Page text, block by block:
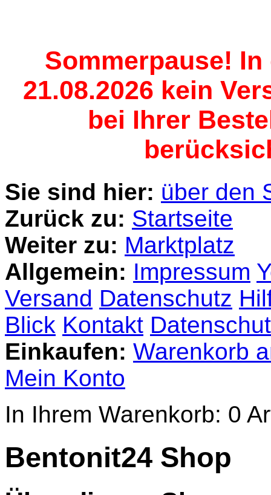
Sommerpause!
21.08.2026 kein
bei Ihrer
Sie sind hier: über den
Zurück zu: Startseite
Weiter zu: Marktplatz
Allgemein: Impressum
Versand Datenschutz
Blick Kontakt
Einkaufen: Warenkorb
Mein Konto
In Ihrem Warenkorb: 0
Bentonit24 Shop